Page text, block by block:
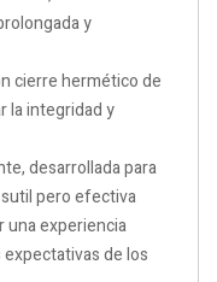
y
cierre hermético de
la integridad y
desarrollada para
pero efectiva
una experiencia
de los